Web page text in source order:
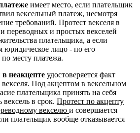
имеет место, если плательщик
вексельный платеж, несмотря
требований. Протест векселя в
переводных и простых векселей
плательщика, а если
юридическое лицо - по его
месту платежа.
в неакцепте удостоверяется факт
Под акцептом в вексельном
плательщика принять на себя
вексель в срок. Протест по акцепту
векселю и совершается
плательщик вообще отказывается